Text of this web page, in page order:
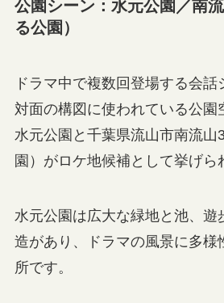
公園シーン：水元公園／南
る公園）
ドラマ中で複数回登場する会話
対面の構図に使われている公園
水元公園と千葉県流山市南流山
園）がロケ地候補として挙げら
水元公園は広大な緑地と池、遊
造があり、ドラマの風景に多様
所です。